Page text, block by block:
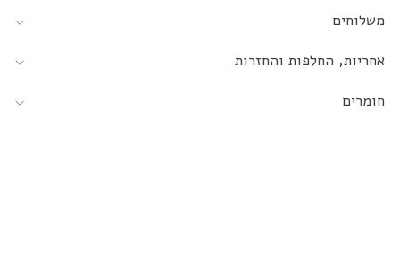
משלוחים
אחריות, החלפות והחזרות
חומרים